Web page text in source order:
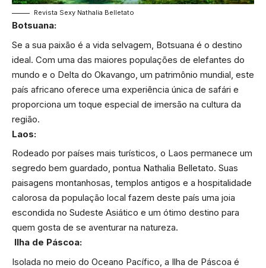
Revista Sexy Nathalia Belletato
Botsuana:
Se a sua paixão é a vida selvagem, Botsuana é o destino
ideal. Com uma das maiores populações de elefantes do
mundo e o Delta do Okavango, um patrimônio mundial, este
país africano oferece uma experiência única de safári e
proporciona um toque especial de imersão na cultura da
região.
Laos:
Rodeado por países mais turísticos, o Laos permanece um
segredo bem guardado, pontua Nathalia Belletato. Suas
paisagens montanhosas, templos antigos e a hospitalidade
calorosa da população local fazem deste país uma joia
escondida no Sudeste Asiático e um ótimo destino para
quem gosta de se aventurar na natureza.
Ilha de Páscoa:
Isolada no meio do Oceano Pacífico, a Ilha de Páscoa é